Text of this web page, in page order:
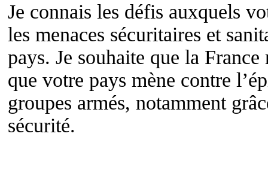
Je connais les défis auxquels
les menaces sécuritaires et
pays. Je souhaite que la
que votre pays mène contre
groupes armés, notamment
sécurité.